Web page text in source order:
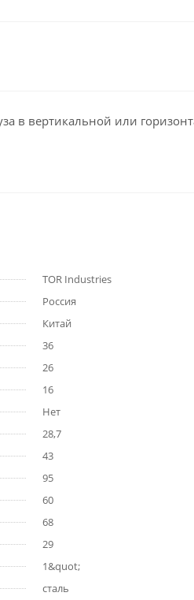
в вертикальной или
TOR Industries
Россия
Китай
36
26
16
Нет
28,7
43
95
60
68
29
1&quot;
сталь